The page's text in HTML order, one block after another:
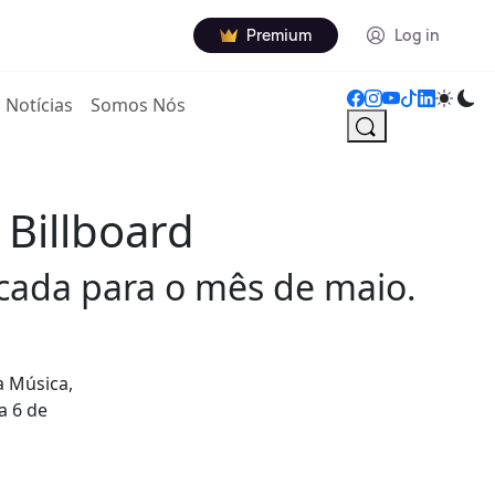
Premium Log in
Notícias Somos Nós
para o mês de maio.
Música,
6 de